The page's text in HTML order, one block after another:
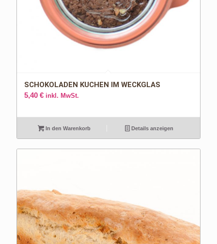
SCHOKOLADEN KUCHEN IM WECKGLAS
5,40 € inkl. MwSt.
In den Warenkorb Details anzeigen